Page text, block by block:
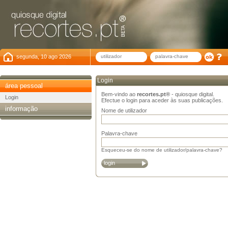
segunda, 10 ago 2026
área pessoal
Login
informação
Login
Bem-vindo ao recortes.pt® - quiosque digital.
Efectue o login para aceder às suas publicações.
Nome de utilizador
Palavra-chave
Esqueceu-se do nome de utilizador/palavra-chave?
login